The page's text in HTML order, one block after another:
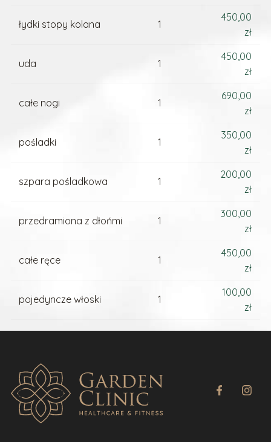
łydki stopy kolana 1
450,00
zł
uda 1
450,00
zł
całe nogi 1
690,00
zł
pośladki 1
350,00
zł
szpara pośladkowa 1
200,00
zł
przedramiona z dłońmi 1
300,00
zł
całe ręce 1
450,00
zł
pojedyncze włoski 1
100,00
zł